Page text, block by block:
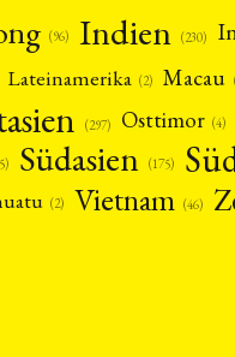
(96) Indien (230)
Lateinamerika (2) Macau
(297) Osttimor (4)
Südasien (175)
(2) Vietnam (46)